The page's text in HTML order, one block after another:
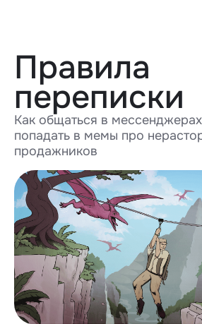
Правила
переписки
Как общаться в
попадать в мемы про
продажников